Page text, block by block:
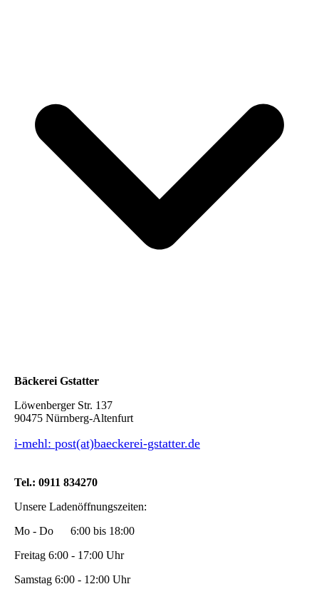
Bäckerei Gstatter
Löwenberger Str. 137
90475 Nürnberg-Altenfurt
i-mehl: post(at)baeckerei-gstatter.de
Tel.: 0911 834270
Unsere Ladenöffnungszeiten:
Mo - Do 6:00 bis 18:00
Freitag 6:00 - 17:00 Uhr
Samstag 6:00 - 12:00 Uhr